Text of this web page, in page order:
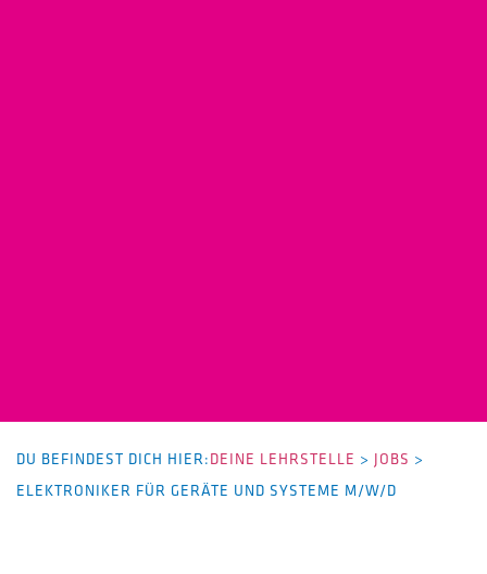
DU BEFINDEST DICH HIER:DEINE LEHRSTELLE > JOBS >
ELEKTRONIKER FÜR GERÄTE UND SYSTEME M/W/D